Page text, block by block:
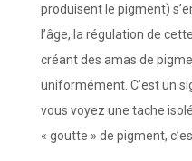
produisent le pigment)
l’âge, la régulation de
créant des amas de
uniformément. C’est un
vous voyez une tache
« goutte » de pigment,